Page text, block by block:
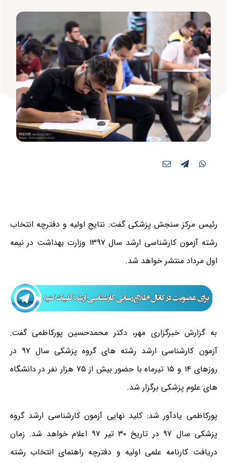
رئیس مرکز سنجش پزشکی گفت: نتایج اولیه و دفترچه انتخاب
رشته آزمون کارشناسی ارشد سال ۱۳۹۷ وزارت بهداشت در نیمه
اول مرداد منتشر خواهد شد.
به گزارش خبرگزاری مهر، دکتر محمدحسین پورکاظمی گفت:
آزمون کارشناسی ارشد رشته های گروه پزشکی سال ۹۷ در
روزهای ۱۴ و ۱۵ تیرماه با حضور بیش از ۷۵ هزار نفر در دانشگاه
های علوم پزشکی برگزار شد.
پورکاظمی یادآور شد: کلید نهایی آزمون کارشناسی ارشد گروه
پزشکی سال ۹۷ در تاریخ ۳۰ تیر ۹۷ اعلام خواهد شد. زمان
دریافت کارنامه علمی اولیه و دفترچه راهنمای انتخاب رشته